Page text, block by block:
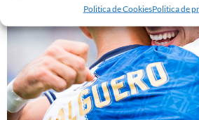
Politica de CookiesPolitica de